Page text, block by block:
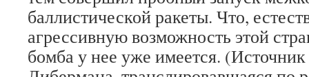
баллистической ракеты. Что,
агрессивную возможность этой
бомба у нее уже имеется.